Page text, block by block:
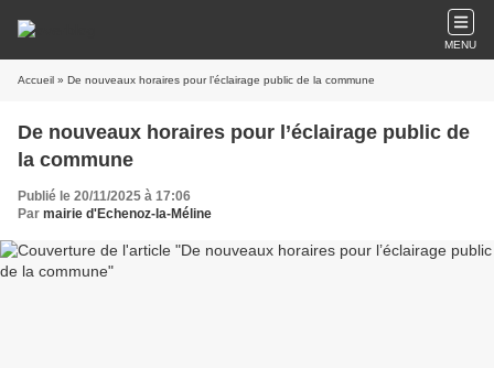
MENU
Accueil » De nouveaux horaires pour l’éclairage public de la commune
De nouveaux horaires pour l’éclairage public de
la commune
Publié le 20/11/2025 à 17:06
Par mairie d'Echenoz-la-Méline